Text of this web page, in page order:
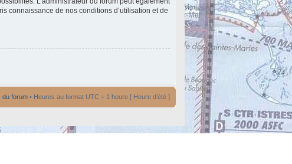
connaissance de nos conditions d’utilisation et de
du forum • Heures au format UTC + 1 heure [ Heure d’été ]